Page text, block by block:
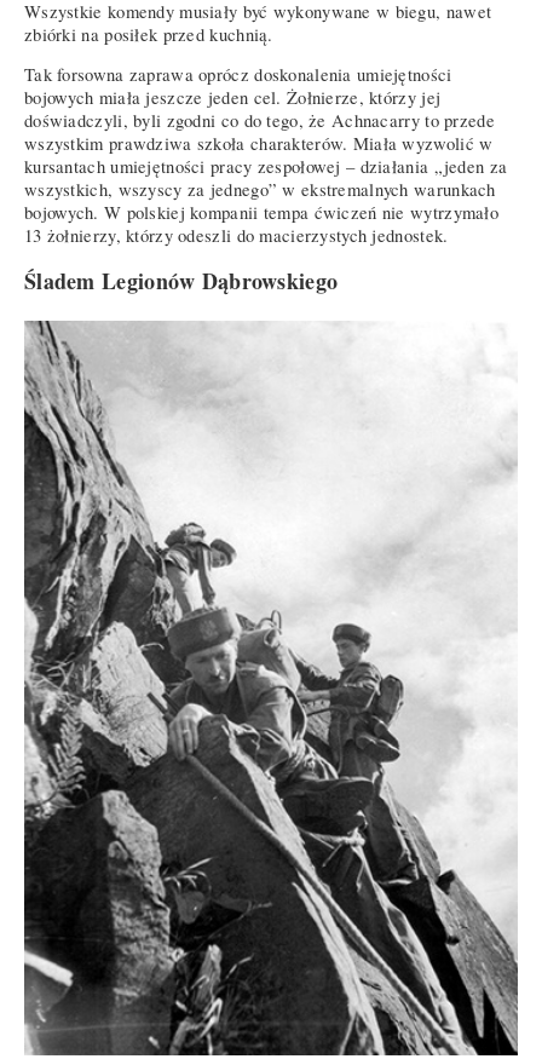
Wszystkie komendy musiały być wykonywane w biegu, nawet
zbiórki na posiłek przed kuchnią.
Tak forsowna zaprawa oprócz doskonalenia umiejętności
bojowych miała jeszcze jeden cel. Żołnierze, którzy jej
doświadczyli, byli zgodni co do tego, że Achnacarry to przede
wszystkim prawdziwa szkoła charakterów. Miała wyzwolić w
kursantach umiejętności pracy zespołowej – działania „jeden za
wszystkich, wszyscy za jednego” w ekstremalnych warunkach
bojowych. W polskiej kompanii tempa ćwiczeń nie wytrzymało
13 żołnierzy, którzy odeszli do macierzystych jednostek.
Śladem Legionów Dąbrowskiego